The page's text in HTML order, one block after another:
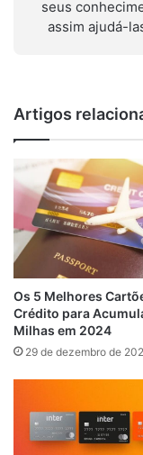
seus
assim ajudá-
Artigos
Os 5 Melhores
Crédito para
Milhas em 2024
29 de dezembro de